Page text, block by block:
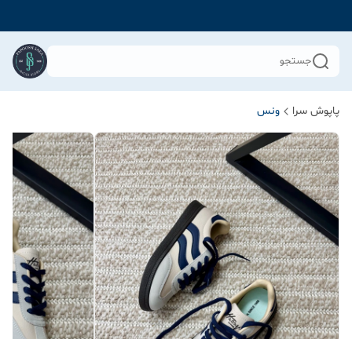
جستجو
پاپوش سرا ونس